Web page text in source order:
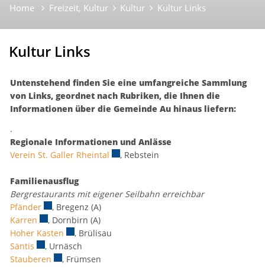
Home Freizeit, Kultur Kultur Kultur Links
Kultur Links
Untenstehend finden Sie eine umfangreiche Sammlung
von Links, geordnet nach Rubriken, die Ihnen die
Informationen über die Gemeinde Au hinaus liefern:
.
Regionale Informationen und Anlässe
Verein St. Galler Rheintal Externer Link wird in einem neuen
, Rebstein
Familienausflug
Bergrestaurants mit eigener Seilbahn erreichbar
Pfänder Externer Link wird in einem neuen Fenster geöffnet.
, Bregenz (A)
Karren Externer Link wird in einem neuen Fenster geöffnet.
, Dornbirn (A)
Hoher Kasten Externer Link wird in einem neuen Fenster
, Brülisau
Säntis Externer Link wird in einem neuen Fenster geöffnet.
, Urnäsch
Stauberen Externer Link wird in einem neuen Fenster geöffnet.
, Frümsen